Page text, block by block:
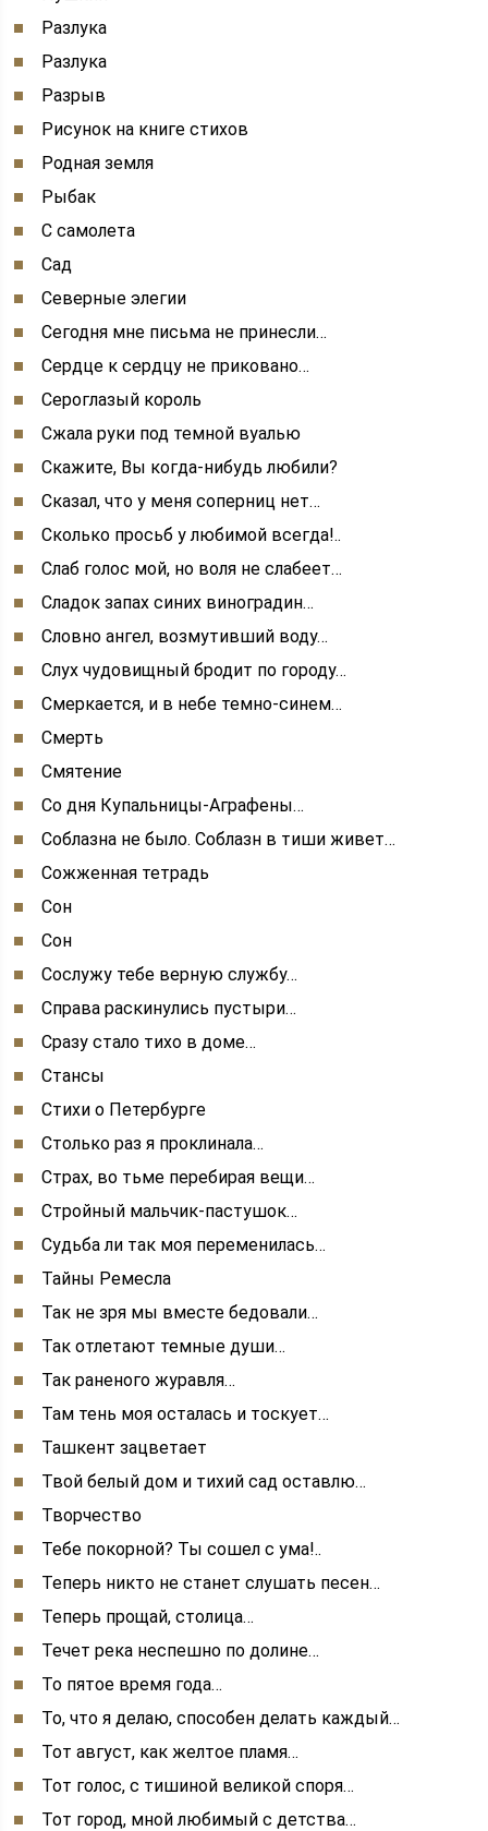
Разлука
Разлука
Разрыв
Рисунок на книге стихов
Родная земля
Рыбак
С самолета
Сад
Северные элегии
Сегодня мне письма не принесли…
Сердце к сердцу не приковано…
Сероглазый король
Сжала руки под темной вуалью
Скажите, Вы когда-нибудь любили?
Сказал, что у меня соперниц нет…
Сколько просьб у любимой всегда!..
Слаб голос мой, но воля не слабеет…
Сладок запах синих виноградин…
Словно ангел, возмутивший воду…
Слух чудовищный бродит по городу…
Смеркается, и в небе темно-синем…
Смерть
Смятение
Со дня Купальницы-Аграфены…
Соблазна не было. Соблазн в тиши живет…
Сожженная тетрадь
Сон
Сон
Сослужу тебе верную службу…
Справа раскинулись пустыри…
Сразу стало тихо в доме…
Стансы
Стихи о Петербурге
Столько раз я проклинала…
Страх, во тьме перебирая вещи…
Стройный мальчик-пастушок…
Судьба ли так моя переменилась…
Тайны Ремесла
Так не зря мы вместе бедовали…
Так отлетают темные души…
Так раненого журавля…
Там тень моя осталась и тоскует…
Ташкент зацветает
Твой белый дом и тихий сад оставлю…
Творчество
Тебе покорной? Ты сошел с ума!..
Теперь никто не станет слушать песен…
Теперь прощай, столица…
Течет река неспешно по долине…
То пятое время года…
То, что я делаю, способен делать каждый…
Тот август, как желтое пламя…
Тот голос, с тишиной великой споря…
Тот город, мной любимый с детства…